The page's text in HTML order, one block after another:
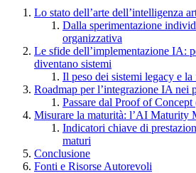
Lo stato dell’arte dell’intelligenza
Dalla sperimentazione
organizzativa
Le sfide dell’implementazione IA:
diventano sistemi
Il peso dei sistemi legacy e
Roadmap per l’integrazione IA nei
Passare dal Proof of
Misurare la maturità: l’AI Maturity
Indicatori chiave di
maturi
Conclusione
Fonti e Risorse Autorevoli